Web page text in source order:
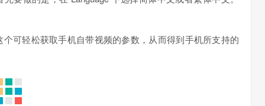
可轻松获取手机自带视频的参数，从而得到手机所支持的